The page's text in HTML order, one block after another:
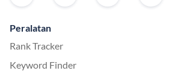
Peralatan
Rank Tracker
Keyword Finder